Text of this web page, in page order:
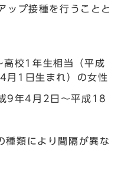
プ接種を行うことと
高校1年生相当（平成
1日生まれ）の女性
9年4月2日～平成18
種類により間隔が異な